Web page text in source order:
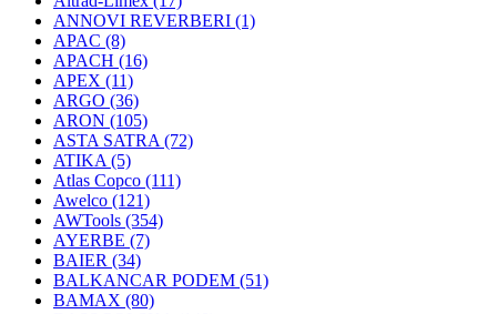
ANNOVI REVERBERI (1)
APAC (8)
APACH (16)
APEX (11)
ARGO (36)
ARON (105)
ASTA SATRA (72)
ATIKA (5)
Atlas Copco (111)
Awelco (121)
AWTools (354)
AYERBE (7)
BAIER (34)
BALKANCAR PODEM (51)
BAMAX (80)